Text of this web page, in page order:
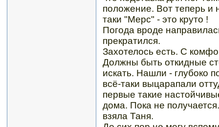
положение. Вот теперь и
таки "Мерс" - это круто !
Погода вроде
прекратился.
Захотелось есть. С
Должны быть откидные
искать. Нашли - глубоко
всё-таки выцарапали
первые такие
дома. Пока не
взяла Таня.